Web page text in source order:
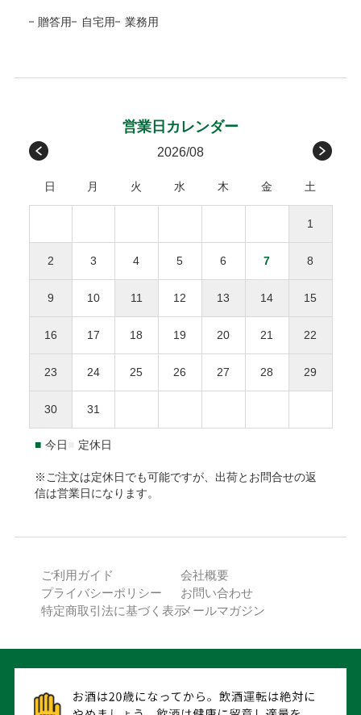
メッセージカード
無料
お母さんいつもありがとう
お父さんいつもありがとう
ますので、発行から14日以内にお支払いをお願いします。お
※１万円以上の購入は当社負担
請求書は、商品とは別に郵送されます、発行から14日
9,999円(税込)以下
277円
10,000円(税込)以上
無料
払いサービスが適用され、同社へ代金債権を譲渡します。
後払い利用規約及び同社のプライバシーポリシーに同意し
て、後払いサービスをご選択下さい。
ご利用限度額は累計残高で55,000円（税込）迄です。詳細は
下記URLからご確認下さい。
https://np-atobarai.jp/about/
用下さい。
※弊社は未成年者に酒類を販売いたしません。
ご注文確認後に最短発送。PayPayアカウントをお持ちの方で
あれば、ご利用可能です。
ご注文日から発送日までの期間が30日を超える場合、
ご利用できません。
本坊酒造のポイントの他にPayPayポイントが付与され
ます。
静岡、愛知、三重
徳島、香川、愛媛、高知
九州
福岡、佐賀、長崎、熊本、
450円
ひとつの配達先につき総額1万円以上の商品購入で送料
無料。
※送料や決済手数料は1万円に含まれません
離島地域は通常より3〜7日間程度、お届けに時間がか
１個口となります。
海外への発送はできません。
お客様のご負担はございません。
原則として、お客様のご都合による返品・交換、および運送
会社や受取人様が原因でのお届けの遅延による返品は承って
着後3日以内にご連絡をいただいた場合、下記条件で対応さ
をご負担ください。
返品された商品の梱包が開封されていた場合、返金・
交換をお断りいたします。
本坊酒造株式会社 特販課
〒891-0122 鹿児島県鹿児島市南栄3-27
(TEL)050-3530-8482
贈答用 自宅用 業務用
2026/08
日 月 火 水 木 金 土
1
2 3 4 5 6 7 8
9 10 11 12 13 14 15
16 17 18 19 20 21 22
23 24 25 26 27 28 29
30 31
■ 今日 定休日
※ご注文は定休日でも可能ですが、出荷とお問合せの返
信は営業日になります。
ご利用ガイド
会社概要
プライバシーポリシー
お問い合わせ
特定商取引法に基づく表示メールマガジン